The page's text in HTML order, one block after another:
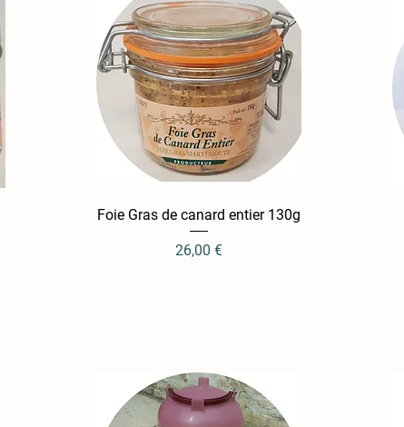
Aperçu rapide
Foie Gras de canard entier 130g
Prix
26,00 €